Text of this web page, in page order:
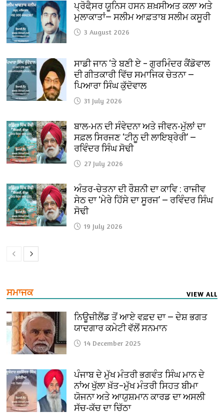
ਪ੍ਰੋਫੈ਼ਸਰ ਯੂਨਿਸ ਹਸਨ ਸ਼ਖ਼ਸੀਅਤ ਕਲਾ ਅਤੇ
ਮੁਲਾਕਾਤਾਂ— ਸਲੀਮ ਆਫ਼ਤਾਬ ਸਲੀਮ ਕਸੂਰੀ
3 August 2026
ਸਾਡੀ ਜਾਨ ‘ਤੇ ਬਣੀ ਏ – ਗੁਰਮਿੰਦਰ ਕੈਂਡੋਵਾਲ
ਦੀ ਗੀਤਕਾਰੀ ਵਿੱਚ ਸਮਾਜਿਕ ਚੇਤਨਾ —
ਪਿਆਰਾ ਸਿੰਘ ਕੁੱਦੋਵਾਲ
31 July 2026
ਬਾਲ-ਮਨ ਦੀ ਸੰਵੇਦਨਾ ਅਤੇ ਜੀਵਨ-ਮੁੱਲਾਂ ਦਾ
ਸਫ਼ਲ ਸਿਰਜਣ ‘ਟੀਨੂ ਦੀ ਲਾਇਬ੍ਰੇਰੀ’ —
ਰਵਿੰਦਰ ਸਿੰਘ ਸੋਢੀ
27 July 2026
ਅੰਤਰ-ਚੇਤਨਾ ਦੀ ਰੌਸ਼ਨੀ ਦਾ ਕਾਵਿ : ਰਾਜੀਵ
ਸੇਠ ਦਾ ‘ਮੇਰੇ ਹਿੱਸੇ ਦਾ ਸੂਰਜ’ — ਰਵਿੰਦਰ ਸਿੰਘ
ਸੋਢੀ
19 July 2026
ਸਮਾਜਕ VIEW ALL
ਨਿਊਜ਼ੀਲੈਂਡ ਤੋਂ ਆਏ ਵਫ਼ਦ ਦਾ — ਦੇਸ਼ ਭਗਤ
ਯਾਦਗਾਰ ਕਮੇਟੀ ਵੱਲੋਂ ਸਨਮਾਨ
14 December 2025
ਪੰਜਾਬ ਦੇ ਮੁੱਖ ਮੰਤਰੀ ਭਗਵੰਤ ਸਿੰਘ ਮਾਨ ਦੇ
ਨਾਂਅ ਖੁੱਲਾ ਖ਼ੱਤ–ਮੁੱਖ ਮੰਤਰੀ ਸਿਹਤ ਬੀਮਾ
ਯੋਜਨਾ ਅਤੇ ਆਯੁਸ਼ਮਾਨ ਕਾਰਡ ਦਾ ਅਸਲੀ
ਸੱਚ-ਕੱਚ ਦਾ ਚਿੱਠਾ